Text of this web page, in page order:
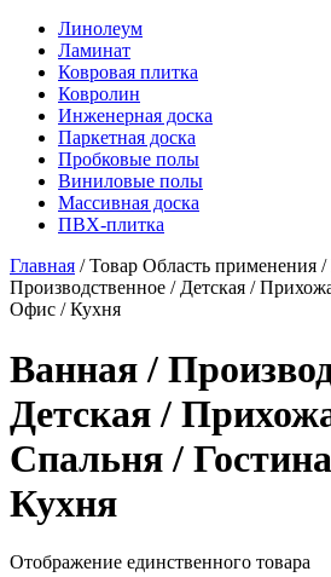
Линолеум
Ламинат
Ковровая плитка
Ковролин
Инженерная доска
Паркетная доска
Пробковые полы
Виниловые полы
Массивная доска
ПВХ-плитка
Главная / Товар Область применения
Производственное / Детская /
Офис / Кухня
Ванная /
Детская /
Спальня /
Кухня
Отображение единственного товара